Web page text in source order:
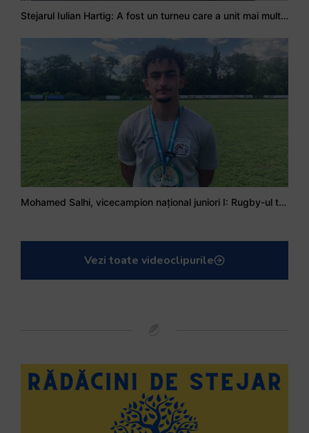
Stejarul Iulian Hartig: A fost un turneu care a unit mai mult echipa
Mohamed Salhi, vicecampion național juniori I: Rugby-ul te învață să accepți și înfrângerile
Vezi toate videoclipurile